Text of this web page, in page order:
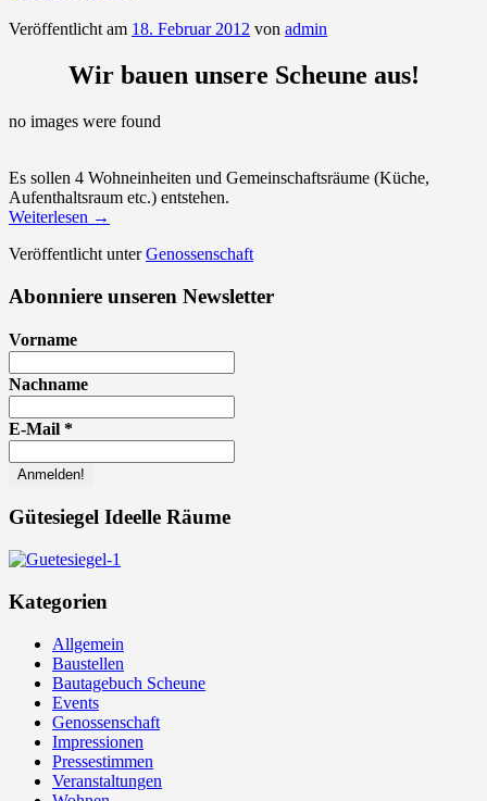
Veröffentlicht am 18. Februar 2012 von admin
Wir bauen unsere Scheune aus!
no images were found
Es sollen 4 Wohneinheiten und Gemeinschaftsräume (Küche,
Aufenthaltsraum etc.) entstehen.
Weiterlesen →
Veröffentlicht unter Genossenschaft
Abonniere unseren Newsletter
Vorname
Nachname
E-Mail *
Gütesiegel Ideelle Räume
Kategorien
Allgemein
Baustellen
Bautagebuch Scheune
Events
Genossenschaft
Impressionen
Pressestimmen
Veranstaltungen